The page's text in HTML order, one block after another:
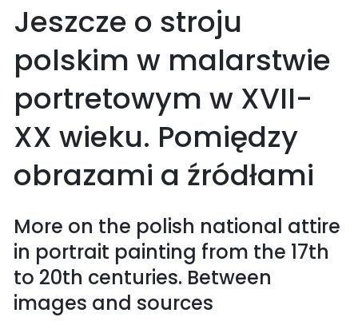
Jeszcze o stroju
polskim w malarstwie
portretowym w XVII-
XX wieku. Pomiędzy
obrazami a źródłami
More on the polish national attire
in portrait painting from the 17th
to 20th centuries. Between
images and sources